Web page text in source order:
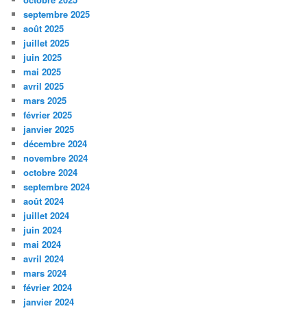
septembre 2025
août 2025
juillet 2025
juin 2025
mai 2025
avril 2025
mars 2025
février 2025
janvier 2025
décembre 2024
novembre 2024
octobre 2024
septembre 2024
août 2024
juillet 2024
juin 2024
mai 2024
avril 2024
mars 2024
février 2024
janvier 2024